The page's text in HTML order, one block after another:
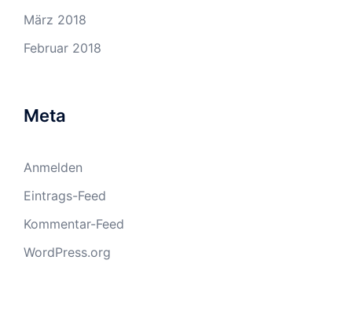
März 2018
Februar 2018
Meta
Anmelden
Eintrags-Feed
Kommentar-Feed
WordPress.org